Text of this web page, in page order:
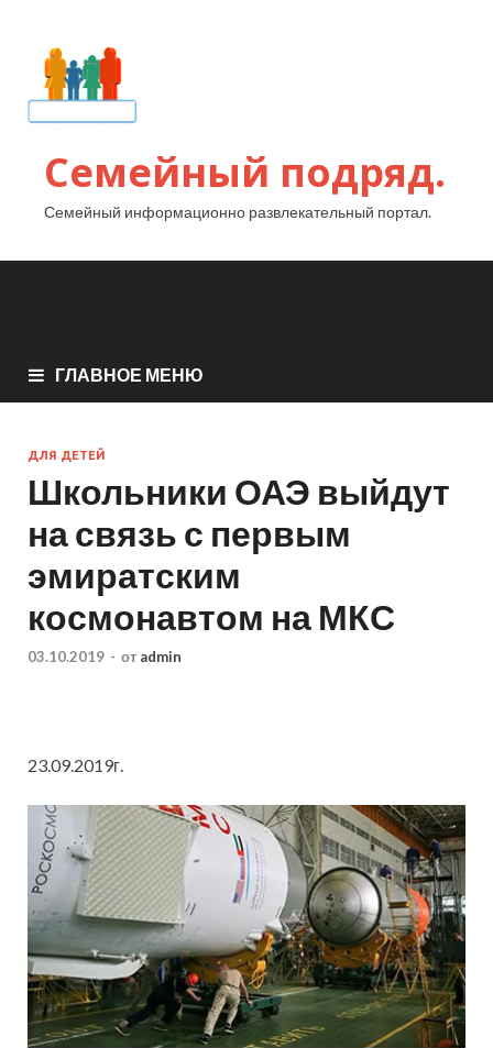
Семейный подряд.
Семейный информационно развлекательный портал.
ГЛАВНОЕ МЕНЮ
ДЛЯ ДЕТЕЙ
Школьники ОАЭ выйдут
на связь с первым
эмиратским
космонавтом на МКС
03.10.2019 - от admin
23.09.2019г.